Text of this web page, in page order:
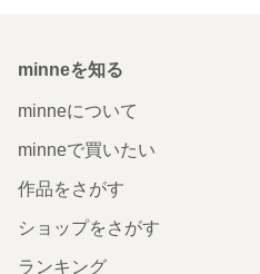
minneを知る
minneについて
minneで買いたい
作品をさがす
ショップをさがす
ランキング